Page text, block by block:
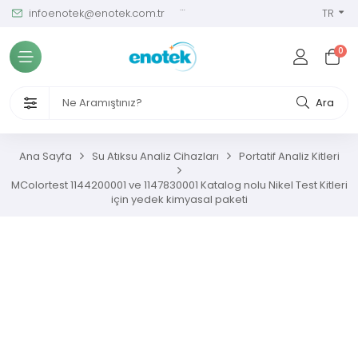
infoenotek@enotek.com.tr TR
0
Ara
Tüm Kategoriler
Kalibrasyon Masası
VE İŞÇİ SAĞLIĞI CİHAZLARI
Ana Sayfa Su Atıksu Analiz Cihazları Portatif Analiz Kitleri
MColortest 1144200001 ve 1147830001 Katalog nolu Nikel Test Kitleri
için yedek kimyasal paketi